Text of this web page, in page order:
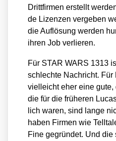
Dritt­fir­men erstellt
de Lizen­zen ver­ge­ben
die Auf­lö­sung wer­den
ihren Job ver­lie­ren.
Für STAR WARS 1313
schlech­te Nach­richt.
viel­leicht eher eine gute,
die für die frü­he­ren
lich waren, sind lan­ge
haben Fir­men wie
Fine gegrün­det. Und